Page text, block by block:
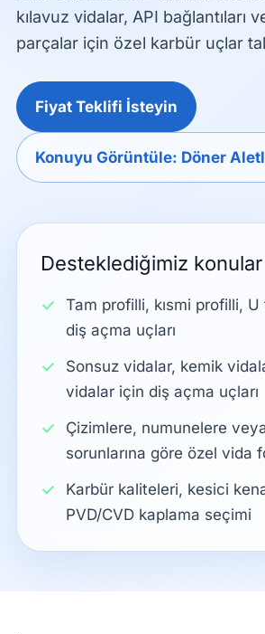
kılavuz vidalar, API bağlantıları
parçalar için özel karbür uçlar
Fiyat Teklifi İsteyin
Konuyu Görüntüle: Döner
Desteklediğimiz konular
Tam profilli, kısmi profilli,
diş açma uçları
Sonsuz vidalar, kemik
vidalar için diş açma uçları
Çizimlere, numunelere
sorunlarına göre özel vida
Karbür kaliteleri, kesici
PVD/CVD kaplama seçimi